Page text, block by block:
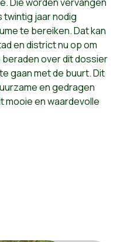
jaar nodig
te bereiken. Dat kan
en district nu op om
over dit dossier
gaan met de buurt. Dit
en gedragen
mooie en waardevolle